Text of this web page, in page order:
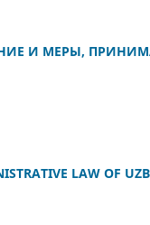
И МЕРЫ,
LAW OF